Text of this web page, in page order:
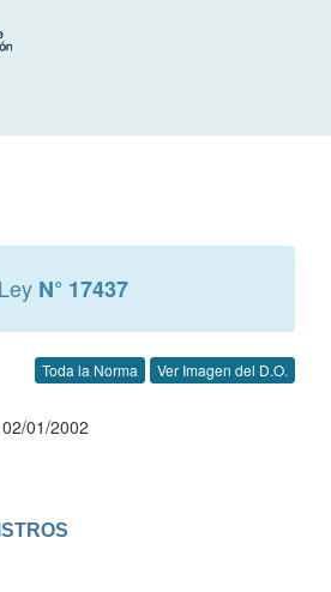
Ley N° 17437
Toda la Norma Ver Imagen del D.O.
01/2002